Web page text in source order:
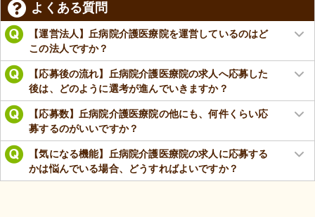
よくある質問
【運営法人】丘病院介護医療院を運営しているのはど
この法人ですか？
【応募後の流れ】丘病院介護医療院の求人へ応募した
後は、どのように選考が進んでいきますか？
【応募数】丘病院介護医療院の他にも、何件くらい応
募するのがいいですか？
【気になる機能】丘病院介護医療院の求人に応募する
かは悩んでいる場合、どうすればよいですか？